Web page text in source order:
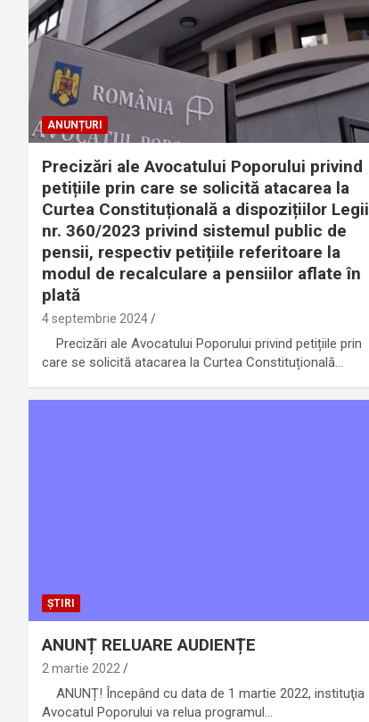
ANUNȚURI
Precizări ale Avocatului Poporului privind
petițiile prin care se solicită atacarea la
Curtea Constituțională a dispozițiilor Legii
nr. 360/2023 privind sistemul public de
pensii, respectiv petițiile referitoare la
modul de recalculare a pensiilor aflate în
plată
4 septembrie 2024
Precizări ale Avocatului Poporului privind petițiile prin
care se solicită atacarea la Curtea Constituțională…
ȘTIRI
ANUNȚ RELUARE AUDIENȚE
2 martie 2022
ANUNȚ! Începând cu data de 1 martie 2022, instituţia
Avocatul Poporului va relua programul…